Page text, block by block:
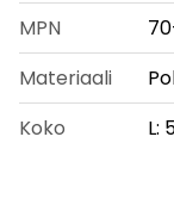
MPN
Materiaali
Koko
L: